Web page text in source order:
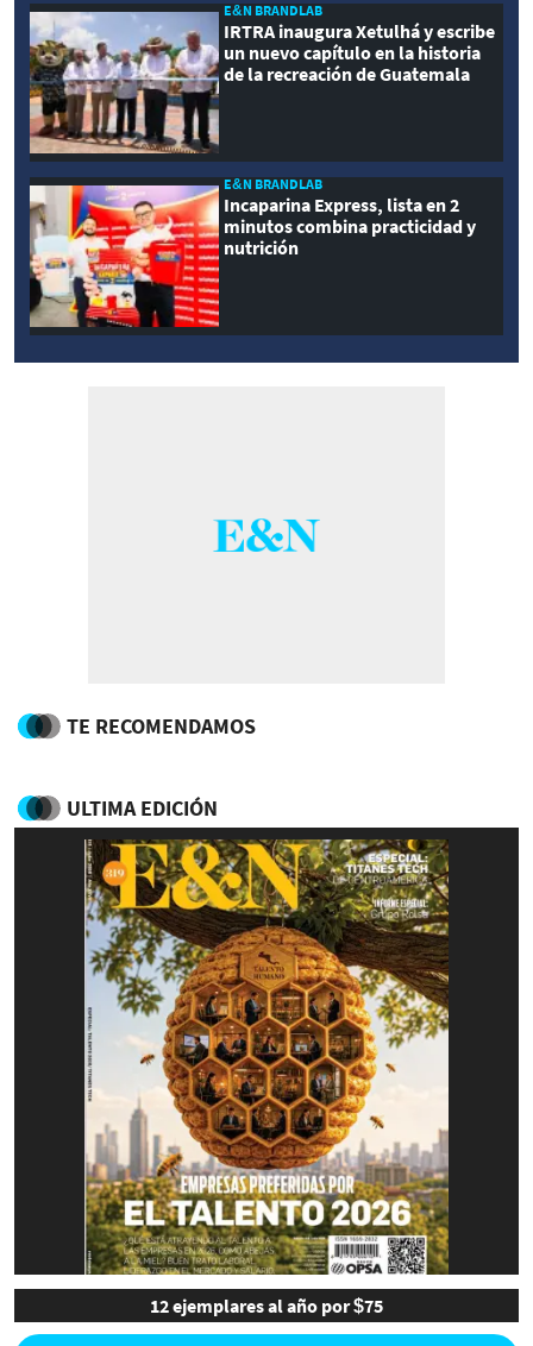
E&N BRANDLAB
IRTRA inaugura Xetulhá y escribe
un nuevo capítulo en la historia
de la recreación de Guatemala
E&N BRANDLAB
Incaparina Express, lista en 2
minutos combina practicidad y
nutrición
TE RECOMENDAMOS
ULTIMA EDICIÓN
12 ejemplares al año por $75